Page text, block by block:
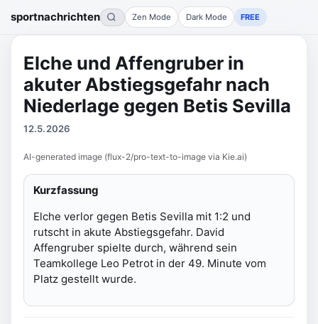
sportnachrichten Zen Mode Dark Mode FREE
Elche und Affengruber in
akuter Abstiegsgefahr nach
Niederlage gegen Betis Sevilla
12.5.2026
AI-generated image (flux-2/pro-text-to-image via Kie.ai)
Kurzfassung
Elche verlor gegen Betis Sevilla mit 1:2 und
rutscht in akute Abstiegsgefahr. David
Affengruber spielte durch, während sein
Teamkollege Leo Petrot in der 49. Minute vom
Platz gestellt wurde.